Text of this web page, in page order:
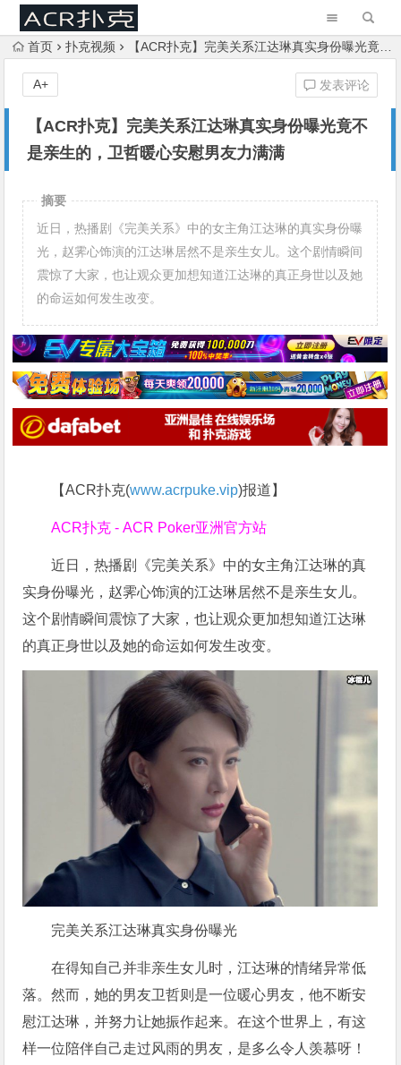
首页 扑克视频 【ACR扑克】完美关系江达琳真实身份曝光竟不是亲生的，卫哲暖心安慰男友力满满
【ACR扑克】完美关系江达琳真实身份曝光竟不
是亲生的，卫哲暖心安慰男友力满满
发表评论
A+
摘要
近日，热播剧《完美关系》中的女主角江达琳的真实身份曝
光，赵霁心饰演的江达琳居然不是亲生女儿。这个剧情瞬间
震惊了大家，也让观众更加想知道江达琳的真正身世以及她
的命运如何发生改变。
【ACR扑克(www.acrpuke.vip)报道】
ACR扑克 - ACR Poker亚洲官方站
近日，热播剧《完美关系》中的女主角江达琳的真
实身份曝光，赵霁心饰演的江达琳居然不是亲生女儿。
这个剧情瞬间震惊了大家，也让观众更加想知道江达琳
的真正身世以及她的命运如何发生改变。
完美关系江达琳真实身份曝光
在得知自己并非亲生女儿时，江达琳的情绪异常低
落。然而，她的男友卫哲则是一位暖心男友，他不断安
慰江达琳，并努力让她振作起来。在这个世界上，有这
样一位陪伴自己走过风雨的男友，是多么令人羡慕呀！